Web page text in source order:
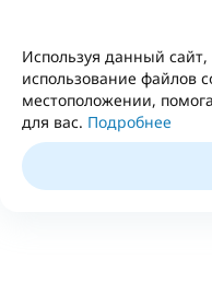
Используя данный
использование файлов
местоположении,
для вас. Подробнее